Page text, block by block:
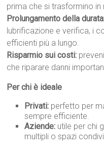
prima che si trasformino in
Prolungamento della
lubrificazione e verifica, i
efficienti più a lungo.
Risparmio sui costi:
che riparare danni
Per chi è ideale
Privati: perfetto per
sempre efficiente.
Aziende: utile per chi
multipli o spazi